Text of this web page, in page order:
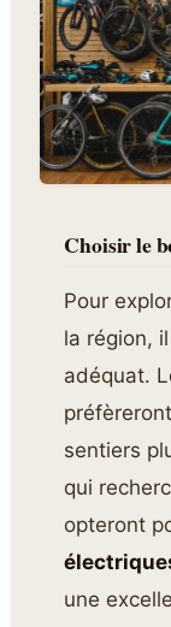
Choisir le
Pour
la région,
adéquat.
sentiers
qui
opteront
une